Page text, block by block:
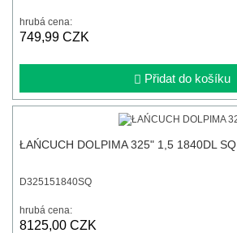
hrubá cena:
749,99 CZK
Přidat do košíku
ŁAŃCUCH DOLPIMA 325" 1,5 1840DL SQ
D325151840SQ
hrubá cena:
8125,00 CZK